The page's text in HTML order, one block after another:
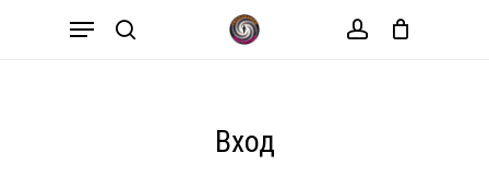
search
Menu
Вход